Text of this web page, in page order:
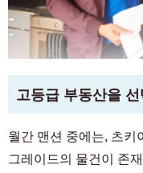
고등급 부동산을
월간 맨션 중에는, 츠키
그레이드의 물건이 존
예정